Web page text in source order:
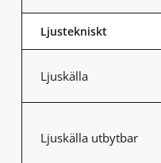
Ljustekniskt
Ljuskälla
Ljuskälla utbytbar